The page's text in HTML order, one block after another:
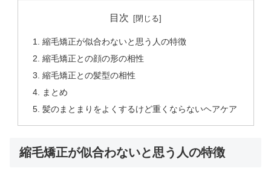
目次
縮毛矯正が似合わないと思う人の特徴
縮毛矯正との顔の形の相性
縮毛矯正との髪型の相性
まとめ
髪のまとまりをよくするけど重くならないヘアケア
縮毛矯正が似合わないと思う人の特徴